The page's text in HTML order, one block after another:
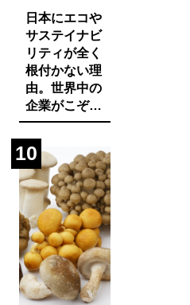
日本にエコや
サステイナビ
リティが全く
根付かない理
由。世界中の
企業がこぞっ
て取り組む
SDGsへの遅
れ。それは日
本人・日本企
業と政府の意
識の低さにあ
った！
10